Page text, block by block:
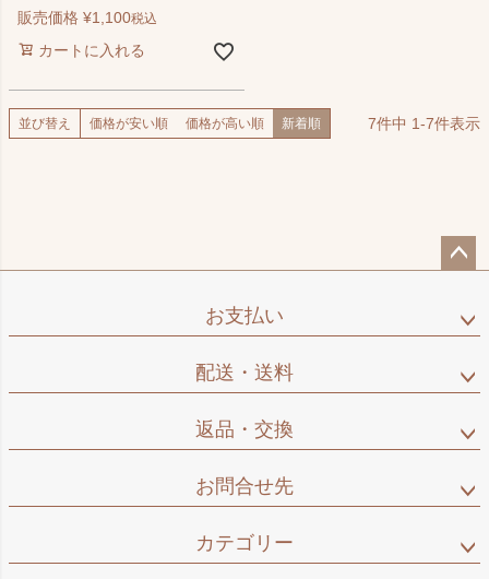
販売価格 ¥1,100税込
カートに入れる
並び替え 価格が安い順 価格が高い順 新着順 7件中 1-7件表示
ップ
お支払い
配送・送料
返品・交換
お問合せ先
カテゴリー